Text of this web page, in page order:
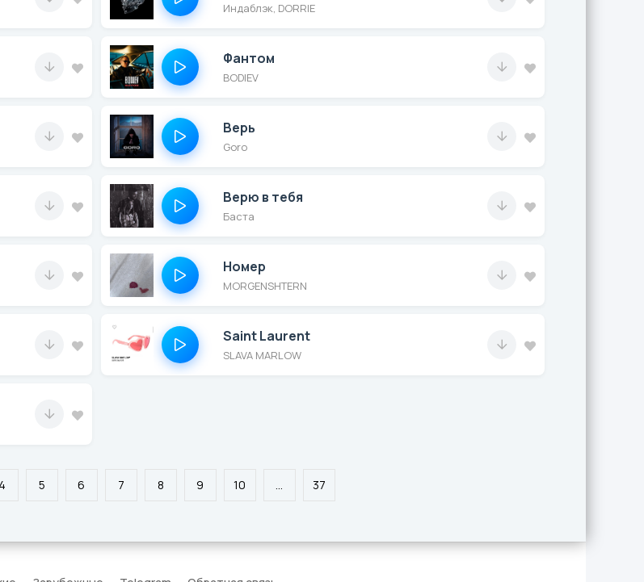
Индаблэк, DORRIE
Фантом
BODIEV
Верь
Goro
Верю в тебя
Баста
Номер
MORGENSHTERN
Saint Laurent
SLAVA MARLOW
4 5 6 7 8 9 10 ... 37